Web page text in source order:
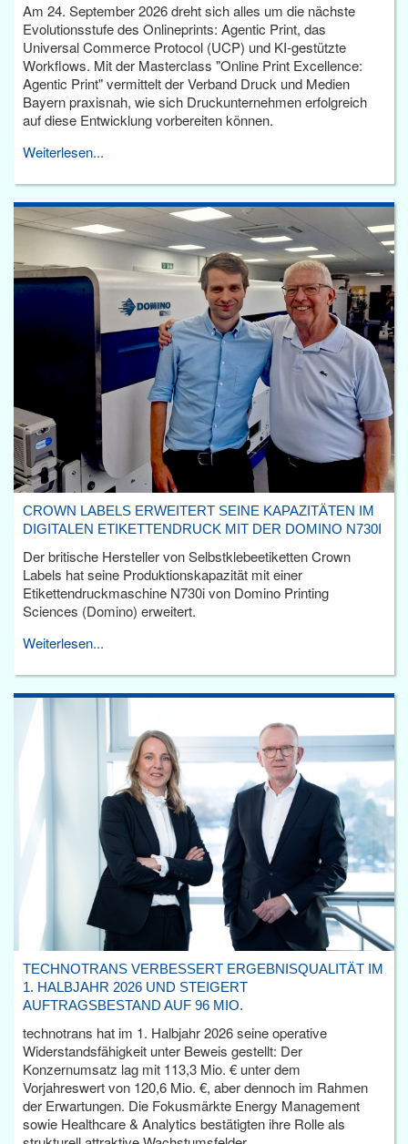
Am 24. September 2026 dreht sich alles um die nächste
Evolutionsstufe des Onlineprints: Agentic Print, das
Universal Commerce Protocol (UCP) und KI-gestützte
Workflows. Mit der Masterclass "Online Print Excellence:
Agentic Print" vermittelt der Verband Druck und Medien
Bayern praxisnah, wie sich Druckunternehmen erfolgreich
auf diese Entwicklung vorbereiten können.
Weiterlesen...
CROWN LABELS ERWEITERT SEINE KAPAZITÄTEN IM
DIGITALEN ETIKETTENDRUCK MIT DER DOMINO N730I
Der britische Hersteller von Selbstklebeetiketten Crown
Labels hat seine Produktionskapazität mit einer
Etikettendruckmaschine N730i von Domino Printing
Sciences (Domino) erweitert.
Weiterlesen...
TECHNOTRANS VERBESSERT ERGEBNISQUALITÄT IM
1. HALBJAHR 2026 UND STEIGERT
AUFTRAGSBESTAND AUF 96 MIO.
technotrans hat im 1. Halbjahr 2026 seine operative
Widerstandsfähigkeit unter Beweis gestellt: Der
Konzernumsatz lag mit 113,3 Mio. € unter dem
Vorjahreswert von 120,6 Mio. €, aber dennoch im Rahmen
der Erwartungen. Die Fokusmärkte Energy Management
sowie Healthcare & Analytics bestätigten ihre Rolle als